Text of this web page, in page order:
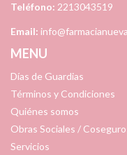
Teléfono: 2213043519
Email:
MENU
Días de Guardias
Términos y Condiciones
Quiénes somos
Obras Sociales /
Servicios